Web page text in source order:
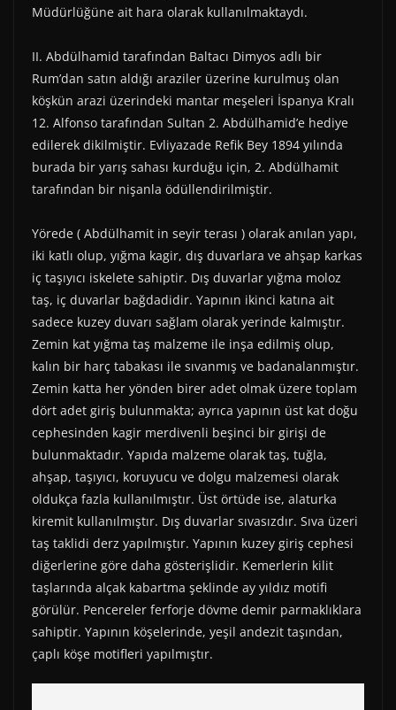
Müdürlüğüne ait hara olarak kullanılmaktaydı.
II. Abdülhamid tarafından Baltacı Dimyos adlı bir
Rum’dan satın aldığı araziler üzerine kurulmuş olan
köşkün arazi üzerindeki mantar meşeleri İspanya Kralı
12. Alfonso tarafından Sultan 2. Abdülhamid’e hediye
edilerek dikilmiştir. Evliyazade Refik Bey 1894 yılında
burada bir yarış sahası kurduğu için, 2. Abdülhamit
tarafından bir nişanla ödüllendirilmiştir.
Yörede ( Abdülhamit in seyir terası ) olarak anılan yapı,
iki katlı olup, yığma kagir, dış duvarlara ve ahşap karkas
iç taşıyıcı iskelete sahiptir. Dış duvarlar yığma moloz
taş, iç duvarlar bağdadidir. Yapının ikinci katına ait
sadece kuzey duvarı sağlam olarak yerinde kalmıştır.
Zemin kat yığma taş malzeme ile inşa edilmiş olup,
kalın bir harç tabakası ile sıvanmış ve badanalanmıştır.
Zemin katta her yönden birer adet olmak üzere toplam
dört adet giriş bulunmakta; ayrıca yapının üst kat doğu
cephesinden kagir merdivenli beşinci bir girişi de
bulunmaktadır. Yapıda malzeme olarak taş, tuğla,
ahşap, taşıyıcı, koruyucu ve dolgu malzemesi olarak
oldukça fazla kullanılmıştır. Üst örtüde ise, alaturka
kiremit kullanılmıştır. Dış duvarlar sıvasızdır. Sıva üzeri
taş taklidi derz yapılmıştır. Yapının kuzey giriş cephesi
diğerlerine göre daha gösterişlidir. Kemerlerin kilit
taşlarında alçak kabartma şeklinde ay yıldız motifi
görülür. Pencereler ferforje dövme demir parmaklıklara
sahiptir. Yapının köşelerinde, yeşil andezit taşından,
çaplı köşe motifleri yapılmıştır.